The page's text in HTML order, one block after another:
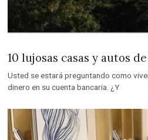
10 lujosas casas y autos
Usted se estará preguntando como
dinero en su cuenta bancaria. ¿Y